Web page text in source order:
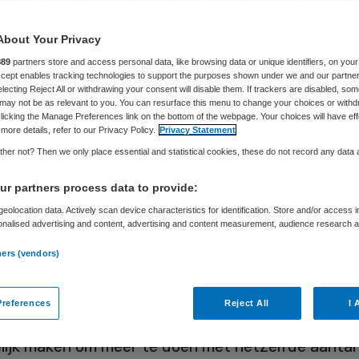
Image Guided
Philips 2 juni 2025,07:05 620 keer gelezen
vervangen met een katheter
technologie die Philips ontwikkelt voor de
Ziekenhuis in Eindhoven presenteerde onlangs
van minimaal-invasieve procedures.
maken om meer te doen met hetzelfde aantal
Your Privacy
partners store and access personal data, like browsing data or unique identifiers, on your
enables tracking technologies to support the purposes shown under we and our
Reject All or withdrawing your consent will disable them. If trackers are disabled,
not be as relevant to you. You can resurface this menu to change your choices or
the Manage Preferences link on the bottom of the webpage. Your choices will have
details, refer to our Privacy Policy. Privacy Statement
not? Then we only place essential and statistical cookies, these do not record any data
partners process data to provide:
data. Actively scan device characteristics for identification. Store and/or access
advertising and content, advertising and content measurement, audience research
(vendors)
Reject All I